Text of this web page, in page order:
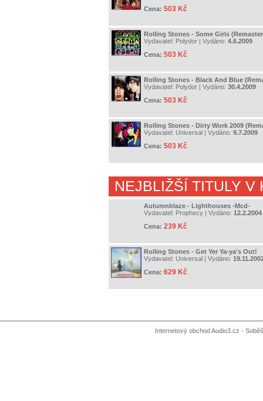
Cena: 503 Kč
Rolling Stones - Some Girls
Vydavatel: Polydor | Vydáno: 4.6.2009
Cena: 503 Kč
Rolling Stones - Black And Blue
Vydavatel: Polydor | Vydáno: 30.4.2009
Cena: 503 Kč
Rolling Stones - Dirty Work 2009
Vydavatel: Universal | Vydáno: 9.7.2009
Cena: 503 Kč
NEJBLIŽŠÍ TITULY V
Autumnblaze - Lighthouses -Mcd-
Vydavatel: Prophecy | Vydáno: 12.2.2004
Cena: 239 Kč
Rolling Stones - Get Yer Ya-ya's Out!
Vydavatel: Universal | Vydáno:
Cena: 629 Kč
Internetový obchod Audio3.cz -